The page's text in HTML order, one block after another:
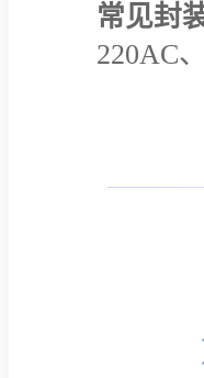
常见封
220AC